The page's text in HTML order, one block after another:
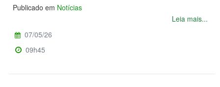
Publicado em Notícias
Leia mais...
07/05/26
09h45